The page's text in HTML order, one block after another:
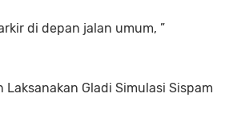
di depan jalan umum, ”
Laksanakan Gladi Simulasi Sispam